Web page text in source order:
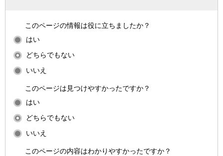
このページの情報は役に立ちましたか？
はい
どちらでもない
いいえ
このページは見つけやすかったですか？
はい
どちらでもない
いいえ
このページの内容はわかりやすかったですか？